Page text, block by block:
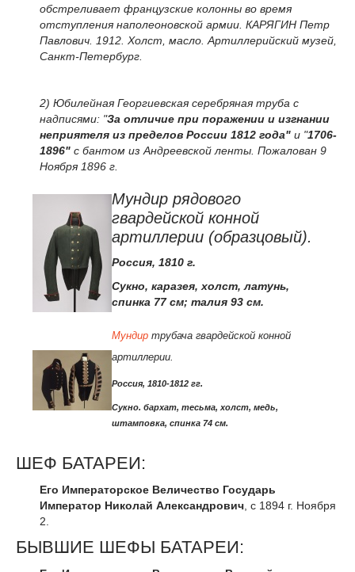
обстреливает французские колонны во время
отступления наполеоновской армии. КАРЯГИН Петр
Павлович. 1912. Холст, масло. Артиллерийский музей,
Санкт-Петербург.
2) Юбилейная Георгиевская серебряная труба с
надписями: "За отличие при поражении и изгнании
неприятеля из пределов России 1812 года" и "1706-
1896" с бантом из Андреевской ленты. Пожалован 9
Ноября 1896 г.
Мундир рядового
гвардейской конной
артиллерии (образцовый).
Россия, 1810 г.
Сукно, каразея, холст, латунь,
спинка 77 см; талия 93 см.
Мундиртрубача гвардейской конной
артиллерии.
Россия, 1810-1812 гг.
Сукно. бархат, тесьма, холст, медь,
штамповка, спинка 74 см.
ШЕФ БАТАРЕИ:
Его Императорское Величество Государь
Император Николай Александрович , с 1894 г. Ноября
2.
БЫВШИЕ ШЕФЫ БАТАРЕИ: